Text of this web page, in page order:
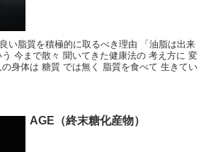
い脂質を積極的に取るべき理由 「油脂は出来
今まで散々 聞いてきた健康法の 考え方に 変
身体は 糖質 では無く 脂質を食べて 生きてい
AGE（終末糖化産物）